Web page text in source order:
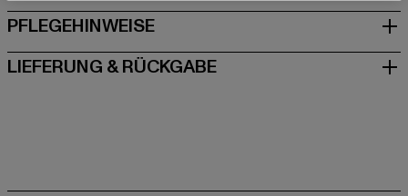
PFLEGEHINWEISE
LIEFERUNG & RÜCKGABE